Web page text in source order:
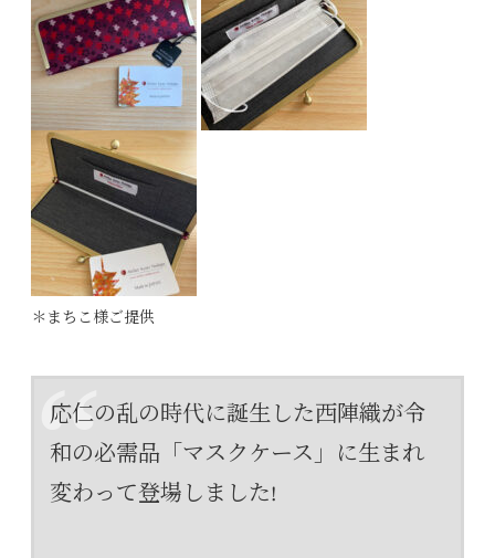
＊まちこ様ご提供
応仁の乱の時代に誕生した西陣織が令
和の必需品「マスクケース」に生まれ
変わって登場しました!